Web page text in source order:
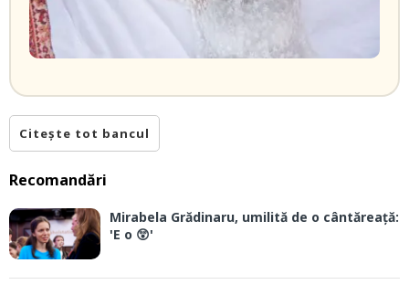
Citește tot bancul
Recomandări
Mirabela Grădinaru, umilită de o cântăreață:
'E o 😲'